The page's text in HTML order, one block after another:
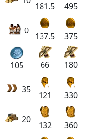
181.5 495
0
137.5 375
105 66 180
35
121 330
20
132 360